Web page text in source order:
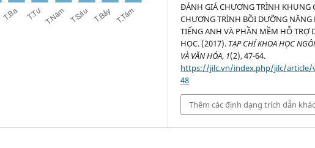
ĐÁNH GIÁ CHƯƠNG TRÌNH KHUNG
CHƯƠNG TRÌNH BỒI DƯỠNG NĂNG
TIẾNG ANH VÀ PHẦN MỀM HỖ TRỢ
HỌC. (2017). TẠP CHÍ KHOA HỌC
VÀ VĂN HÓA, 1(2), 47-64.
https://jilc.vn/index.php/jilc/article/
48
Thêm các định dạng trích dẫn khác